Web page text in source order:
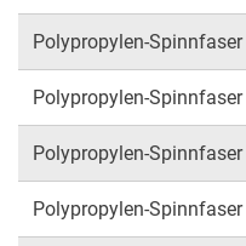
Polypropylen-
Polypropylen-
Polypropylen-
Polypropylen-